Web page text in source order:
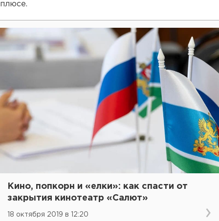
плюсе.
Кино, попкорн и «елки»: как спасти от
закрытия кинотеатр «Салют»
18 октября 2019 в 12:20